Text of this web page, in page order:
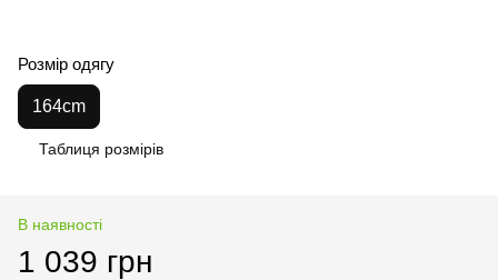
Розмір одягу
164cm
Таблиця розмірів
В наявності
1 039 грн